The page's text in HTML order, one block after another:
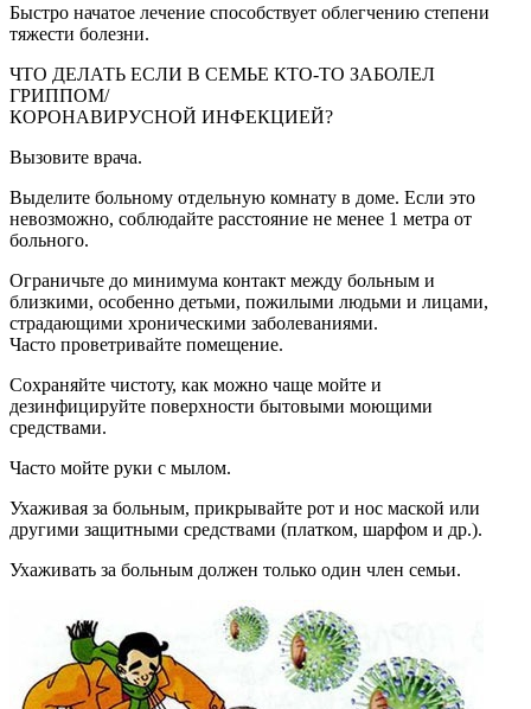
Быстро начатое лечение способствует облегчению степени
тяжести болезни.
ЧТО ДЕЛАТЬ ЕСЛИ В СЕМЬЕ КТО-ТО ЗАБОЛЕЛ
ГРИППОМ/
КОРОНАВИРУСНОЙ ИНФЕКЦИЕЙ?
Вызовите врача.
Выделите больному отдельную комнату в доме. Если это
невозможно, соблюдайте расстояние не менее 1 метра от
больного.
Ограничьте до минимума контакт между больным и
близкими, особенно детьми, пожилыми людьми и лицами,
страдающими хроническими заболеваниями.
Часто проветривайте помещение.
Сохраняйте чистоту, как можно чаще мойте и
дезинфицируйте поверхности бытовыми моющими
средствами.
Часто мойте руки с мылом.
Ухаживая за больным, прикрывайте рот и нос маской или
другими защитными средствами (платком, шарфом и др.).
Ухаживать за больным должен только один член семьи.